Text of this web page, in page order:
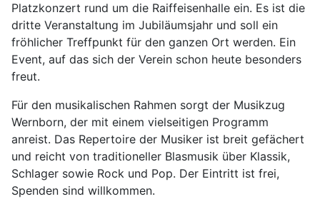
Platzkonzert rund um die Raiffeisenhalle ein. Es ist die
dritte Veranstaltung im Jubiläumsjahr und soll ein
fröhlicher Treffpunkt für den ganzen Ort werden. Ein
Event, auf das sich der Verein schon heute besonders
freut.
Für den musikalischen Rahmen sorgt der Musikzug
Wernborn, der mit einem vielseitigen Programm
anreist. Das Repertoire der Musiker ist breit gefächert
und reicht von traditioneller Blasmusik über Klassik,
Schlager sowie Rock und Pop. Der Eintritt ist frei,
Spenden sind willkommen.